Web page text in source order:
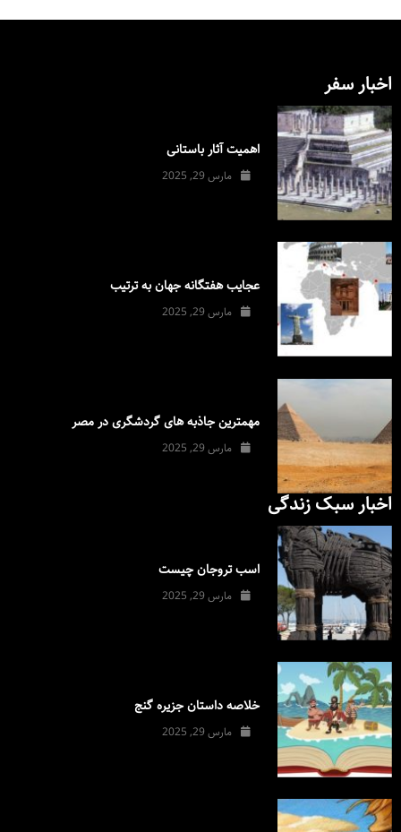
اخبار سفر
اهمیت آثار باستانی
مارس 29, 2025
عجایب هفتگانه جهان به ترتیب
مارس 29, 2025
مهمترین جاذبه های گردشگری در مصر
مارس 29, 2025
اخبار سبک زندگی
اسب تروجان چیست
مارس 29, 2025
خلاصه داستان جزیره گنج
مارس 29, 2025